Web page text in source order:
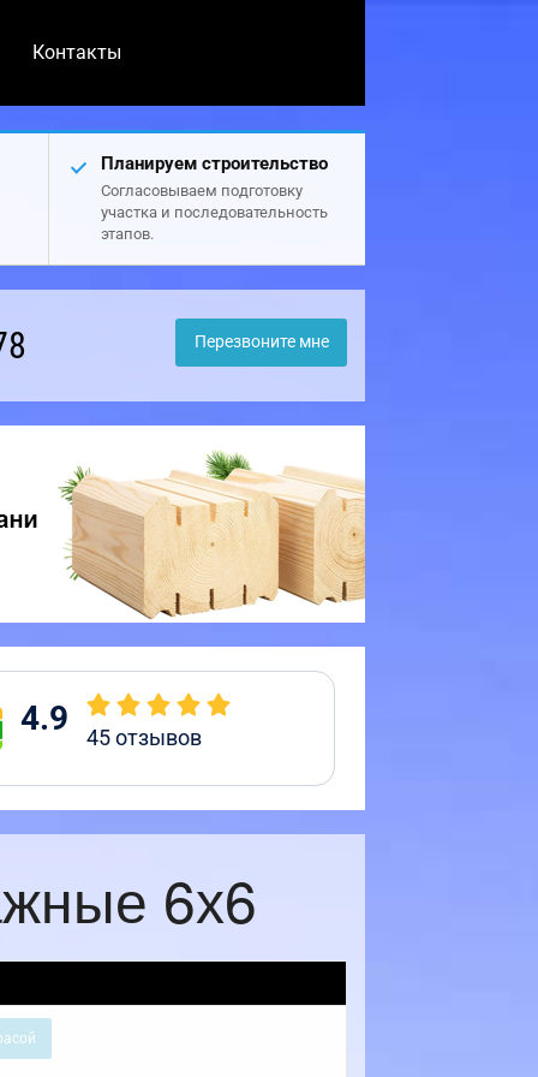
Контакты
Планируем строительство
Согласовываем подготовку
участка и последовательность
этапов.
Перезвоните мне
4.9 45отзывов
6х6